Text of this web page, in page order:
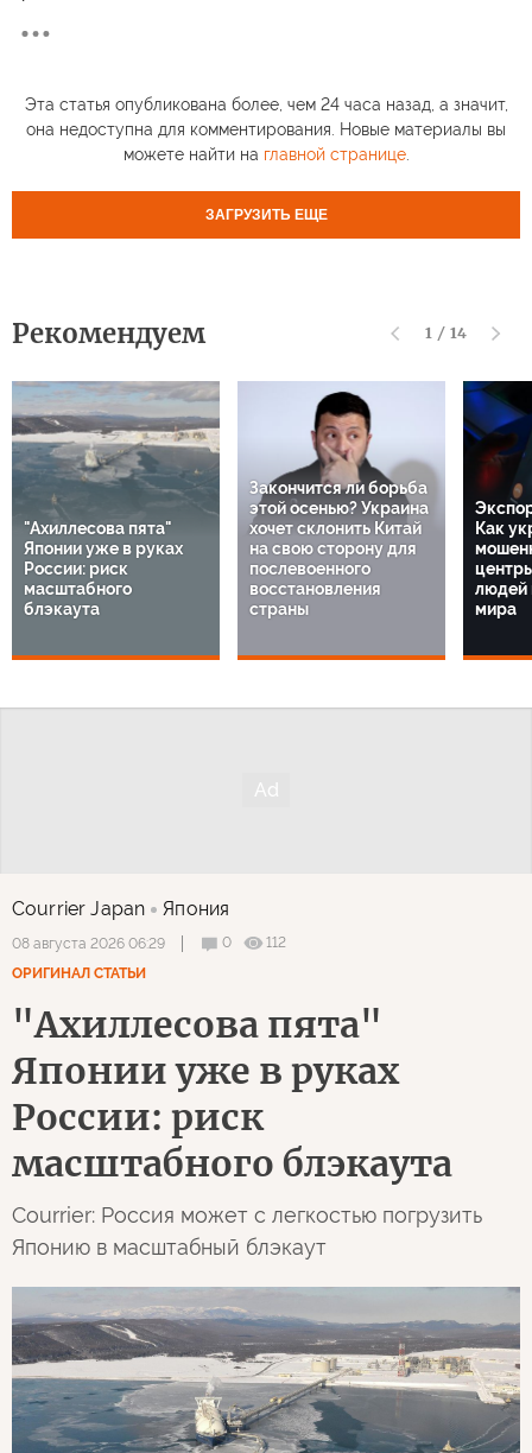
Эта статья опубликована более, чем 24 часа назад, а значит,
она недоступна для комментирования. Новые материалы вы
можете найти на главной странице.
ЗАГРУЗИТЬ ЕЩЕ
Рекомендуем 1 / 14
"Ахиллесова пята"
Японии уже в руках
России: риск
масштабного
блэкаута
Закончится ли борьба
этой осенью? Украина
хочет склонить Китай
на свою сторону для
послевоенного
восстановления
страны
Как
людей
мира
Courrier Japan Япония
08 августа 2026 06:29 0
112
ОРИГИНАЛ СТАТЬИ
"Ахиллесова пята"
Японии уже в руках
России: риск
масштабного блэкаута
Courrier: Россия может с легкостью погрузить
Японию в масштабный блэкаут